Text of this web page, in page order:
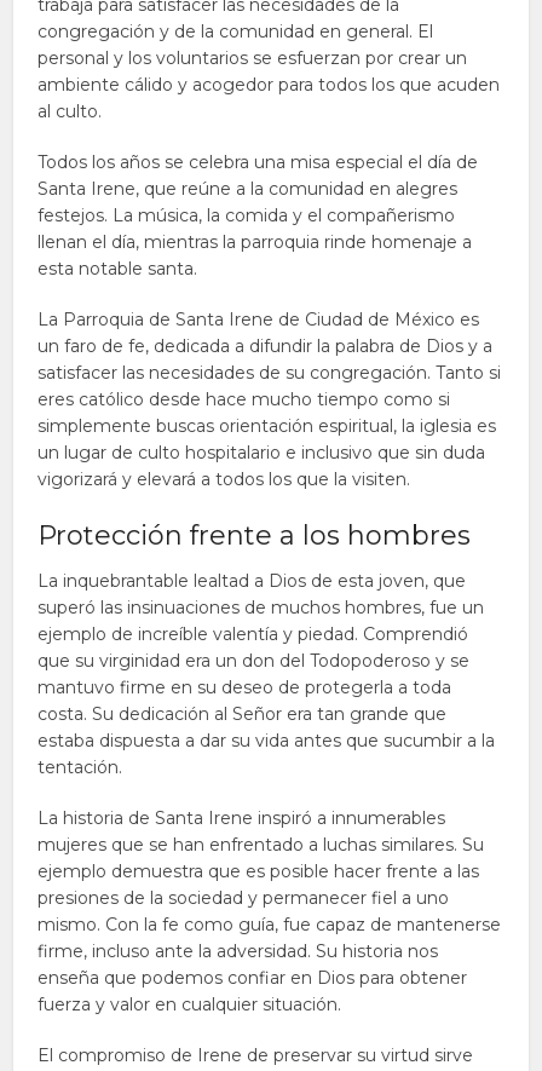
trabaja para satisfacer las necesidades de la
congregación y de la comunidad en general. El
personal y los voluntarios se esfuerzan por crear un
ambiente cálido y acogedor para todos los que acuden
al culto.
Todos los años se celebra una misa especial el día de
Santa Irene, que reúne a la comunidad en alegres
festejos. La música, la comida y el compañerismo
llenan el día, mientras la parroquia rinde homenaje a
esta notable santa.
La Parroquia de Santa Irene de Ciudad de México es
un faro de fe, dedicada a difundir la palabra de Dios y a
satisfacer las necesidades de su congregación. Tanto si
eres católico desde hace mucho tiempo como si
simplemente buscas orientación espiritual, la iglesia es
un lugar de culto hospitalario e inclusivo que sin duda
vigorizará y elevará a todos los que la visiten.
Protección frente a los hombres
La inquebrantable lealtad a Dios de esta joven, que
superó las insinuaciones de muchos hombres, fue un
ejemplo de increíble valentía y piedad. Comprendió
que su virginidad era un don del Todopoderoso y se
mantuvo firme en su deseo de protegerla a toda
costa. Su dedicación al Señor era tan grande que
estaba dispuesta a dar su vida antes que sucumbir a la
tentación.
La historia de Santa Irene inspiró a innumerables
mujeres que se han enfrentado a luchas similares. Su
ejemplo demuestra que es posible hacer frente a las
presiones de la sociedad y permanecer fiel a uno
mismo. Con la fe como guía, fue capaz de mantenerse
firme, incluso ante la adversidad. Su historia nos
enseña que podemos confiar en Dios para obtener
fuerza y valor en cualquier situación.
El compromiso de Irene de preservar su virtud sirve